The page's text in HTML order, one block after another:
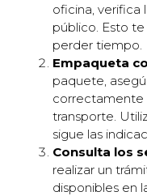
oficina, verifica
público. Esto
perder tiempo.
Empaqueta
paquete,
correctamente
transporte.
sigue las
Consulta los
realizar un
disponibles en